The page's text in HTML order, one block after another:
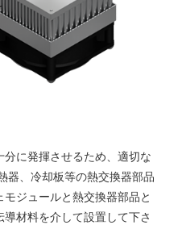
に発揮させるため、適切な
器、冷却板等の熱交換器部品
ジュールと熱交換器部品と
材料を介して設置して下さ